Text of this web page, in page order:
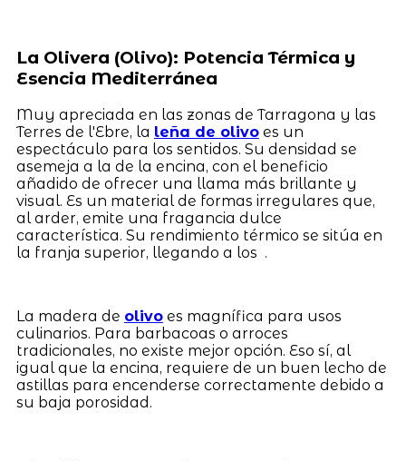
La Olivera (Olivo): Potencia Térmica y
Esencia Mediterránea
Muy apreciada en las zonas de Tarragona y las
Terres de l'Ebre, la leña de olivoes un
espectáculo para los sentidos. Su densidad se
asemeja a la de la encina, con el beneficio
añadido de ofrecer una llama más brillante y
visual. Es un material de formas irregulares que,
al arder, emite una fragancia dulce
característica. Su rendimiento térmico se sitúa en
la franja superior, llegando a los .
La madera de olivoes magnífica para usos
culinarios. Para barbacoas o arroces
tradicionales, no existe mejor opción. Eso sí, al
igual que la encina, requiere de un buen lecho de
astillas para encenderse correctamente debido a
su baja porosidad.